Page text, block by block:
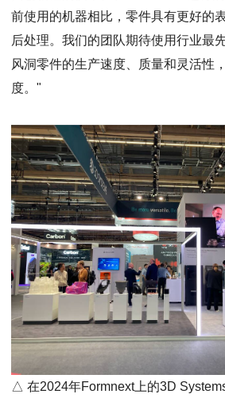
前使用的机器相比，零件具有更好的
后处理。我们的团队期待使用行业最
风洞零件的生产速度、质量和灵活性
度。"
△ 在2024年Formnext上的3D